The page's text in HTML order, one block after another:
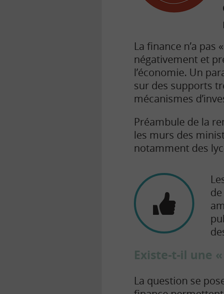
La finance n’a
négativement et
l’économie. Un
sur des supports
mécanismes
Préambule de la
les murs des
notamment des
Existe-t-il une
La question se